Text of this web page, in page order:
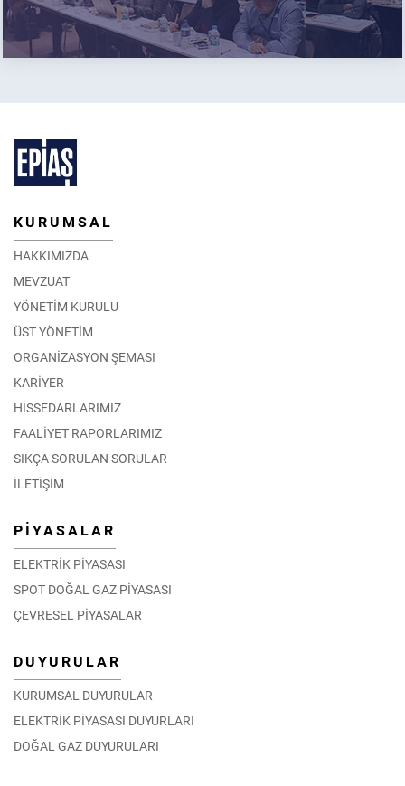
KURUMSAL
HAKKIMIZDA
MEVZUAT
YÖNETİM KURULU
ÜST YÖNETİM
ORGANİZASYON ŞEMASI
KARİYER
HİSSEDARLARIMIZ
FAALİYET RAPORLARIMIZ
SIKÇA SORULAN SORULAR
İLETİŞİM
PİYASALAR
ELEKTRİK PİYASASI
SPOT DOĞAL GAZ PİYASASI
ÇEVRESEL PİYASALAR
DUYURULAR
KURUMSAL DUYURULAR
ELEKTRİK PİYASASI DUYURLARI
DOĞAL GAZ DUYURULARI